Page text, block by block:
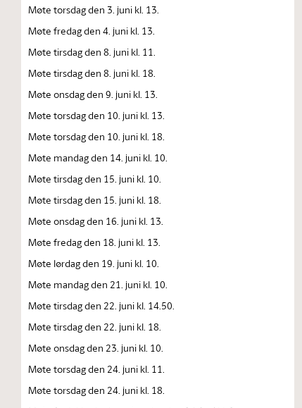
Møte torsdag den 3. juni kl. 13.
Møte fredag den 4. juni kl. 13.
Møte tirsdag den 8. juni kl. 11.
Møte tirsdag den 8. juni kl. 18.
Møte onsdag den 9. juni kl. 13.
Møte torsdag den 10. juni kl. 13.
Møte torsdag den 10. juni kl. 18.
Møte mandag den 14. juni kl. 10.
Møte tirsdag den 15. juni kl. 10.
Møte tirsdag den 15. juni kl. 18.
Møte onsdag den 16. juni kl. 13.
Møte fredag den 18. juni kl. 13.
Møte lørdag den 19. juni kl. 10.
Møte mandag den 21. juni kl. 10.
Møte tirsdag den 22. juni kl. 14.50.
Møte tirsdag den 22. juni kl. 18.
Møte onsdag den 23. juni kl. 10.
Møte torsdag den 24. juni kl. 11.
Møte torsdag den 24. juni kl. 18.